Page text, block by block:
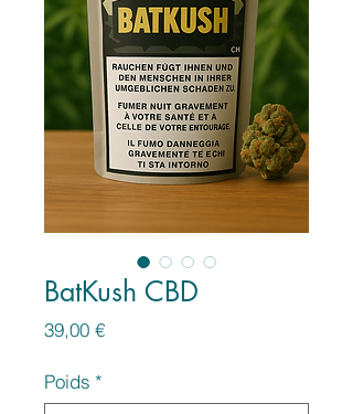
BatKush CBD
39,00 €Prezzo
Poids *